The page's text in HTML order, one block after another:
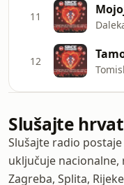
11
12
Slušajte
Slušajte radio
uključuje
Zagreba, Splita,